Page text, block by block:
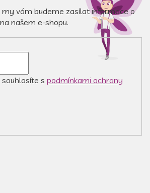
vám budeme zasílat informace o
našem e-shopu.
s podmínkami ochrany